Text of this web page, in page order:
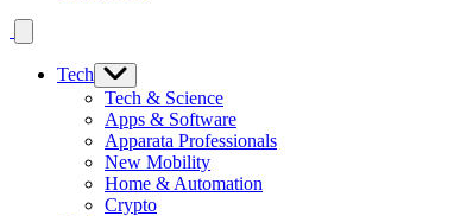
Tech
Tech & Science
Apps & Software
Apparata Professionals
New Mobility
Home & Automation
Crypto